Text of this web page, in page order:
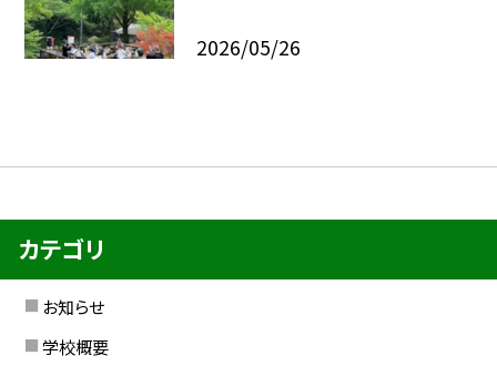
2026/05/26
カテゴリ
お知らせ
学校概要